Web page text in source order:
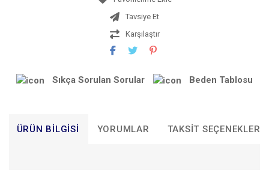
Tavsiye Et
Karşılaştır
Sıkça Sorulan Sorular Beden Tablosu
ÜRÜN BILGISI YORUMLAR TAKSIT SEÇENEKLERI